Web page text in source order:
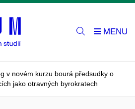
v novém kurzu bourá předsudky o
jako otravných byrokratech